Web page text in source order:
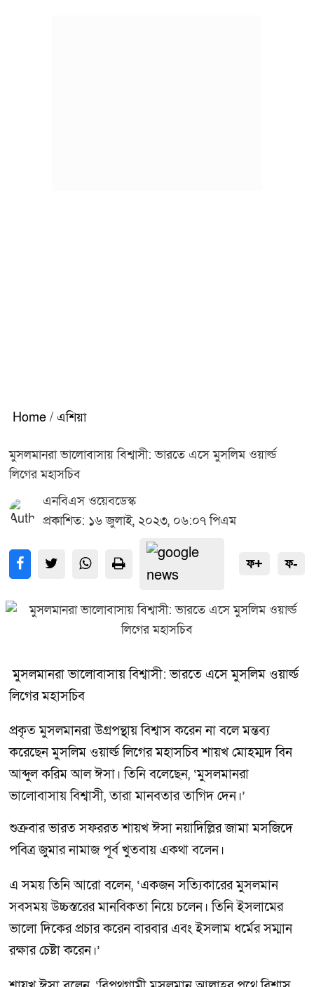
Home / এশিয়া
মুসলমানরা ভালোবাসায় বিশ্বাসী: ভারতে এসে মুসলিম ওয়ার্ল্ড
লিগের মহাসচিব
এনবিএস ওয়েবডেস্ক
প্রকাশিত: ১৬ জুলাই, ২০২৩, ০৬:০৭ পিএম
ফ+ ফ-
মুসলমানরা ভালোবাসায় বিশ্বাসী: ভারতে এসে মুসলিম ওয়ার্ল্ড
লিগের মহাসচিব
প্রকৃত মুসলমানরা উগ্রপন্থায় বিশ্বাস করেন না বলে মন্তব্য
করেছেন মুসলিম ওয়ার্ল্ড লিগের মহাসচিব শায়খ মোহম্মদ বিন
আব্দুল করিম আল ঈসা। তিনি বলেছেন, ‘মুসলমানরা
ভালোবাসায় বিশ্বাসী, তারা মানবতার তাগিদ দেন।’
শুক্রবার ভারত সফররত শায়খ ঈসা নয়াদিল্লির জামা মসজিদে
পবিত্র জুমার নামাজ পূর্ব খুতবায় একথা বলেন।
এ সময় তিনি আরো বলেন, ‘একজন সত্যিকারের মুসলমান
সবসময় উচ্চস্তরের মানবিকতা নিয়ে চলেন। তিনি ইসলামের
ভালো দিকের প্রচার করেন বারবার এবং ইসলাম ধর্মের সম্মান
রক্ষার চেষ্টা করেন।’